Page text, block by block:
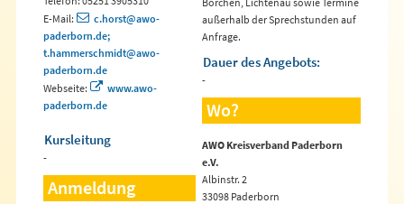
E-Mail:
c.horst@awo-
paderborn.de;
t.hammerschmidt@awo-
paderborn.de
Webseite:
www.awo-
paderborn.de
Kursleitung
-
Anmeldung
außerhalb der Sprechstunden auf
Anfrage.
Dauer des Angebots:
-
Wo?
AWO Kreisverband Paderborn
e.V.
Albinstr. 2
33098 Paderborn